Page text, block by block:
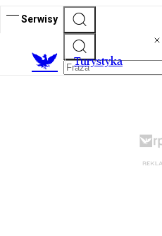
Serwisy
Turystyka